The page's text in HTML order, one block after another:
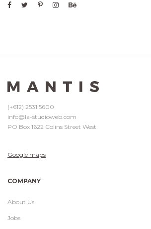
(+612) 2531 5600
info@la-studioweb.com
PO Box 1622 Colins Street West
Google maps
COMPANY
About Us
Jobs